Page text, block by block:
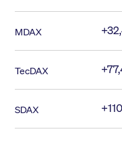
MDAX
TecDAX
SDAX